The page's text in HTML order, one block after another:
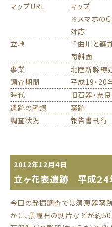
マップURL
マップ
※スマホの
対応
立地
千曲川と篠
南斜面
事業
北陸新幹線
調査期間
平成19・20
時代
旧石器・奈
遺跡の種類
窯跡
調査状況
報告書刊行
2012年12月4日
立ヶ花表遺跡 平成24
今回の発掘調査では須恵器窯
かに、黒曜石の剝片などが約